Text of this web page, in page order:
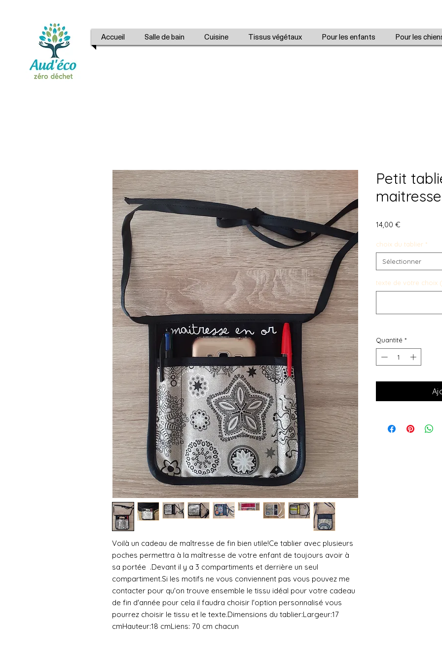
Accueil Salle de bain Cuisine Tissus végétaux Pour les enfants Pour les
Voilà un cadeau de maîtresse de fin bien utile!Ce tablier avec plusieurs
poches permettra à la maîtresse de votre enfant de toujours avoir à
sa portée  .Devant il y a 3 compartiments et derrière un seul
compartiment.Si les motifs ne vous conviennent pas vous pouvez me
contacter pour qu'on trouve ensemble le tissu idéal pour votre cadeau
de fin d'année pour cela il faudra choisir l'option personnalisé vous
pourrez choisir le tissu et le texte.Dimensions du tablier:Largeur:17
cmHauteur:18 cmLiens: 70 cm chacun
Petit
maitresse
14,00 €
choix du tablier *
Sélectionner
texte de votre choix
Quantité *